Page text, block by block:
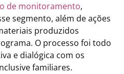
de monitoramento,
segmento, além de ações
produzidos
O processo foi todo
e dialógica com os
familiares.